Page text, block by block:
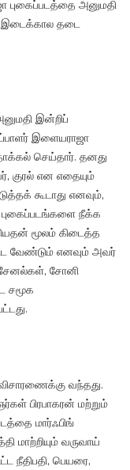
அனுமதி
இடைக்கால தடை
இன்றிப்
இளையராஜா
செய்தார். தனது
குரல் என எதையும்
கூடாது எனவும்,
நீக்க
மூலம் கிடைத்த
வேண்டும் எனவும் அவர்
சேனல்கள், சோனி
சமூக
வந்தது.
பிரபாகரன் மற்றும்
மார்ஃபிங்
மாற்றியும் வருவாய்
நீதிபதி, பெயரை,